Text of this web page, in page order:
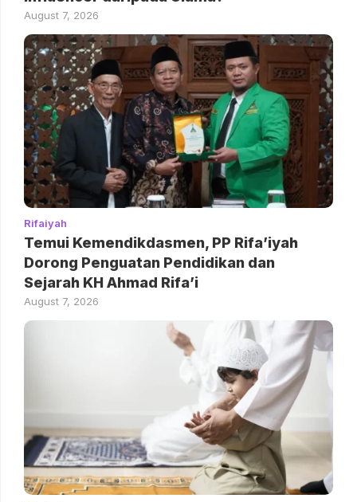
August 7, 2026
Rifaiyah
Temui Kemendikdasmen, PP Rifa’iyah
Dorong Penguatan Pendidikan dan
Sejarah KH Ahmad Rifa’i
August 7, 2026